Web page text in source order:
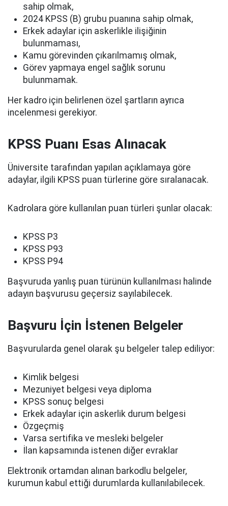
sahip olmak,
2024 KPSS (B) grubu puanına sahip olmak,
Erkek adaylar için askerlikle ilişiğinin
bulunmaması,
Kamu görevinden çıkarılmamış olmak,
Görev yapmaya engel sağlık sorunu
bulunmamak.
Her kadro için belirlenen özel şartların ayrıca
incelenmesi gerekiyor.
KPSS Puanı Esas Alınacak
Üniversite tarafından yapılan açıklamaya göre
adaylar, ilgili KPSS puan türlerine göre sıralanacak.
Kadrolara göre kullanılan puan türleri şunlar olacak:
KPSS P3
KPSS P93
KPSS P94
Başvuruda yanlış puan türünün kullanılması halinde
adayın başvurusu geçersiz sayılabilecek.
Başvuru İçin İstenen Belgeler
Başvurularda genel olarak şu belgeler talep ediliyor:
Kimlik belgesi
Mezuniyet belgesi veya diploma
KPSS sonuç belgesi
Erkek adaylar için askerlik durum belgesi
Özgeçmiş
Varsa sertifika ve mesleki belgeler
İlan kapsamında istenen diğer evraklar
Elektronik ortamdan alınan barkodlu belgeler,
kurumun kabul ettiği durumlarda kullanılabilecek.